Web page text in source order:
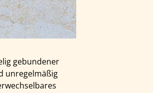
gebundener
unregelmäßig